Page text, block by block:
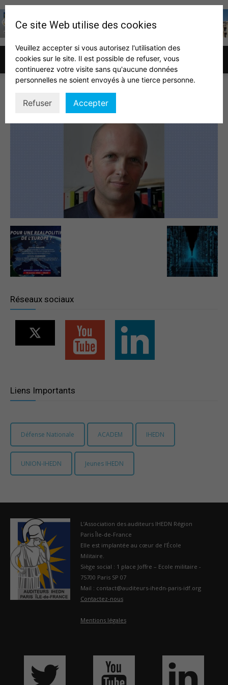
Association
auditeurs
IHEDN
Paris
France
Maxime Forest
Réseaux sociaux
Liens Importants
Défense Nationale ACADEM IHEDN
UNION-IHEDN Jeunes IHEDN
L’Association des auditeurs IHEDN Région
Paris Île-de-France
Elle est implantée au cœur de l’École
Militaire.
Siège social : 1 place Joffre – Ecole militaire -
75700 Paris SP 07
Mail : contact@auditeurs-ihedn-paris-idf.org
Contactez-nous
Mentions légales
Ce site Web utilise des cookies
Veuillez accepter si vous autorisez l'utilisation des
cookies sur le site. Il est possible de refuser, vous
continuerez votre visite sans qu'aucune données
personnelles ne soient envoyés à une tierce personne.
Refuser Accepter